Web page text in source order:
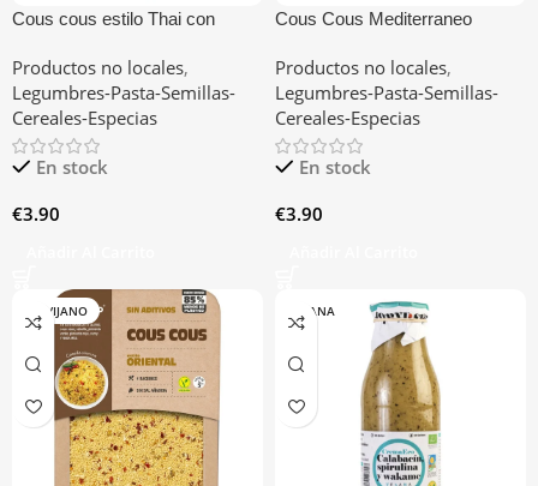
Cous cous estilo Thai con
Productos no locales,
Legumbres-Pasta-Semillas-
Cereales-Especias
En stock
€3.90
Cous Cous Mediterraneo
Productos no locales,
Legumbres-Pasta-Semillas-
Cereales-Especias
En stock
€3.90
TREVIJANO VESANA